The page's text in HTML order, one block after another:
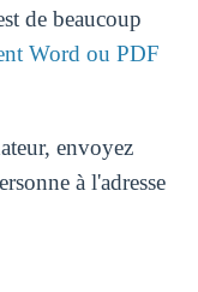
de beaucoup
Word ou PDF
envoyez
à l'adresse